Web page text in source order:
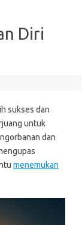
Diri
sukses dan
untuk
dan
menemukan